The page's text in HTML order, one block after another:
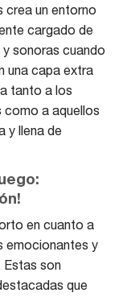
crea un entorno
cargado de
sonoras cuando
una capa extra
tanto a los
como a aquellos
y llena de
en cuanto a
emocionantes y
Estas son
que